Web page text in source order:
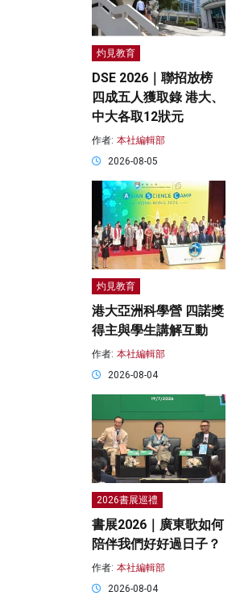
灼見教育
DSE 2026｜聯招放榜
四成五人獲取錄 港大、
中大各取12狀元
作者: 本社編輯部
2026-08-05
灼見教育
港大亞洲科學營 四諾獎
得主與學生講解互動
作者: 本社編輯部
2026-08-04
2026書展巡禮
書展2026｜廣東歌如何
陪伴我們好好過日子？
作者: 本社編輯部
2026-08-04